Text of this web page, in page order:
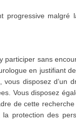
progressive malgré
sans
en justifiant
disposez d’un
Vous disposez
de cette
protection des